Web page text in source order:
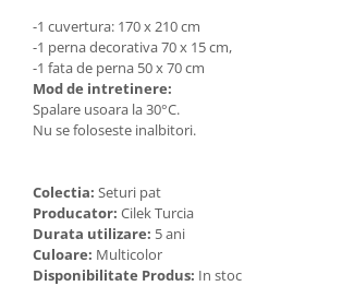
-1 cuvertura: 170 x 210 cm
-1 perna decorativa 70 x 15 cm,
-1 fata de perna 50 x 70 cm
Mod de intretinere:
Spalare usoara la 30°C.
Nu se foloseste inalbitori.
Colectia: Seturi pat
Producator: Cilek Turcia
Durata utilizare: 5 ani
Culoare: Multicolor
Disponibilitate Produs: In stoc